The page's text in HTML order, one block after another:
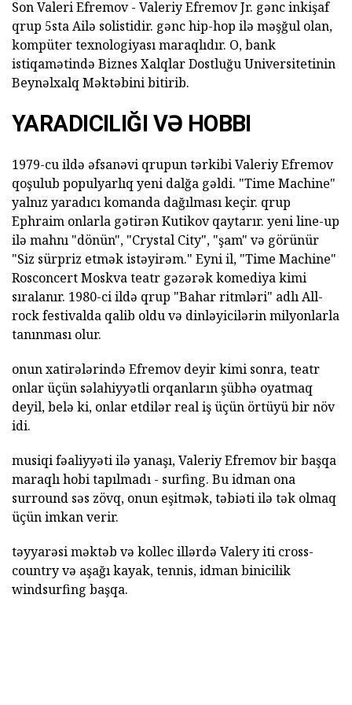
Son Valeri Efremov - Valeriy Efremov Jr. gənc inkişaf
qrup 5sta Ailə solistidir. gənc hip-hop ilə məşğul olan,
kompüter texnologiyası maraqlıdır. O, bank
istiqamətində Biznes Xalqlar Dostluğu Universitetinin
Beynəlxalq Məktəbini bitirib.
YARADICILIĞI VƏ HOBBI
1979-cu ildə əfsanəvi qrupun tərkibi Valeriy Efremov
qoşulub populyarlıq yeni dalğa gəldi. "Time Machine"
yalnız yaradıcı komanda dağılması keçir. qrup
Ephraim onlarla gətirən Kutikov qaytarır. yeni line-up
ilə mahnı "dönün", "Crystal City", "şam" və görünür
"Siz sürpriz etmək istəyirəm." Eyni il, "Time Machine"
Rosconcert Moskva teatr gəzərək komediya kimi
sıralanır. 1980-ci ildə qrup "Bahar ritmləri" adlı All-
rock festivalda qalib oldu və dinləyicilərin milyonlarla
tanınması olur.
onun xatirələrində Efremov deyir kimi sonra, teatr
onlar üçün səlahiyyətli orqanların şübhə oyatmaq
deyil, belə ki, onlar etdilər real iş üçün örtüyü bir növ
idi.
musiqi fəaliyyəti ilə yanaşı, Valeriy Efremov bir başqa
maraqlı hobi tapılmadı - surfing. Bu idman ona
surround səs zövq, onun eşitmək, təbiəti ilə tək olmaq
üçün imkan verir.
təyyarəsi məktəb və kollec illərdə Valery iti cross-
country və aşağı kayak, tennis, idman binicilik
windsurfing başqa.